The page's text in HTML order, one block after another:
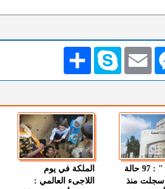
انشر Skype Email
" الصحة " : 97 حالة
منذ
الملكة في يوم
اللاجىء العالمي :